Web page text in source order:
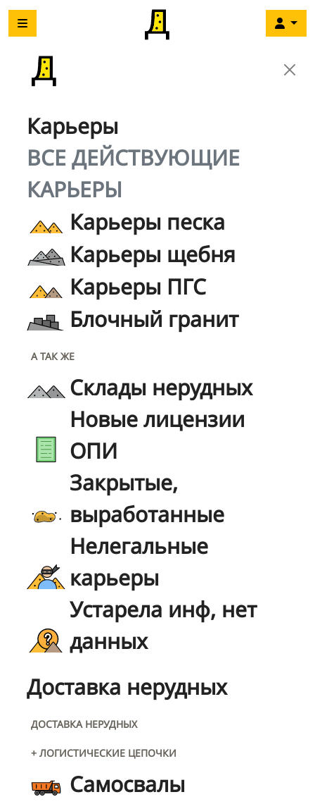
Карьеры
ВСЕ ДЕЙСТВУЮЩИЕ
КАРЬЕРЫ
Карьеры песка
Карьеры щебня
Карьеры ПГС
Блочный гранит
А ТАК ЖЕ
Склады нерудных
Новые лицензии
ОПИ
Закрытые,
выработанные
Нелегальные
карьеры
Устарела инф, нет
данных
Доставка нерудных
ДОСТАВКА НЕРУДНЫХ
+ ЛОГИСТИЧЕСКИЕ ЦЕПОЧКИ
Самосвалы